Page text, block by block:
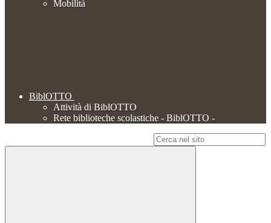
Mobilità
BiblOTTO
Attività di BiblOTTO
Rete biblioteche scolastiche - BiblOTTO -